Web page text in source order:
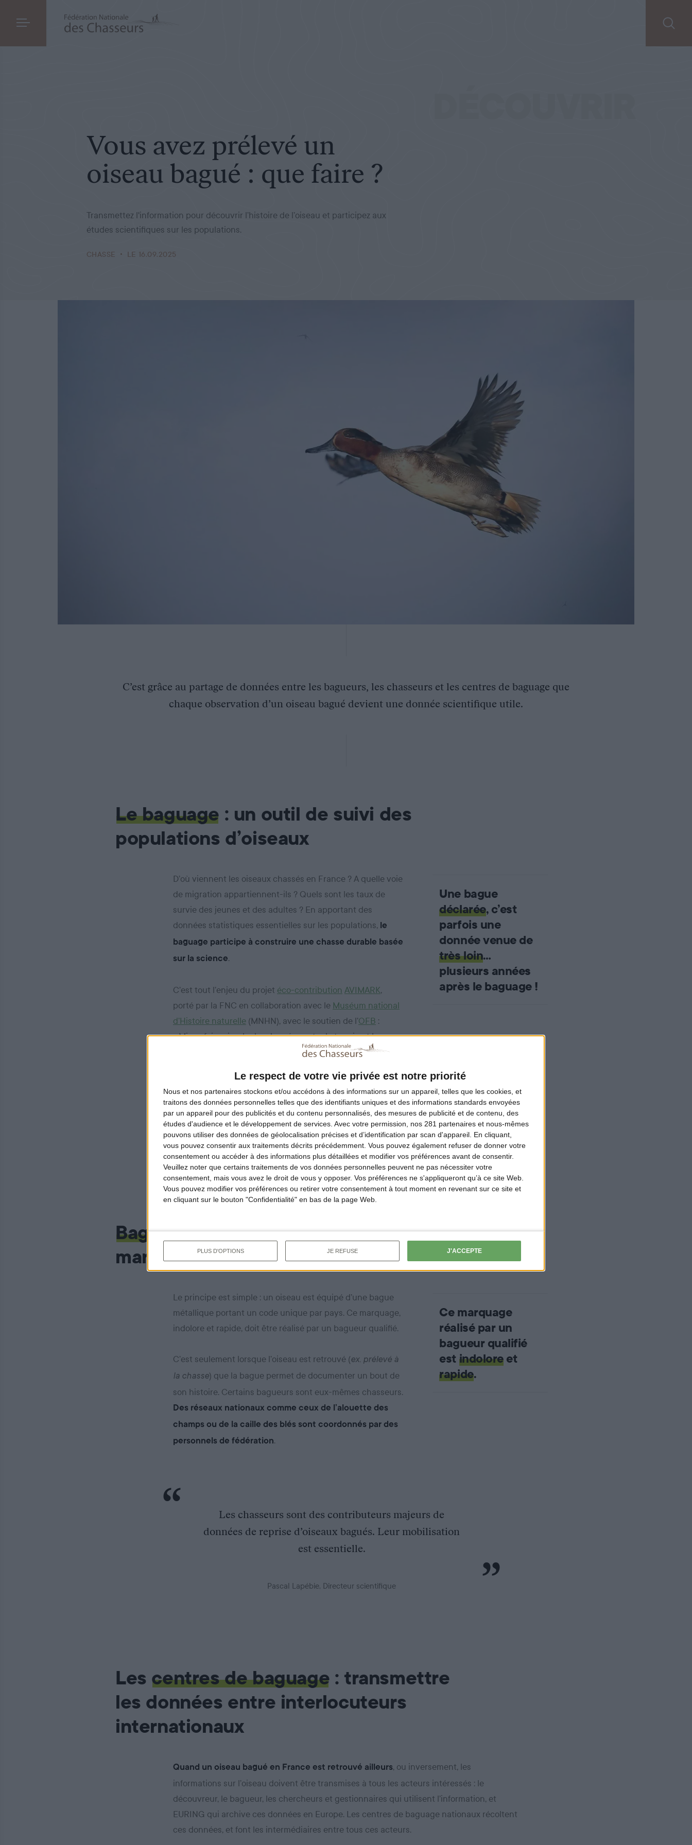
Le respect de votre vie privée est notre priorité
Nous et nos partenaires stockons et/ou accédons à des informations sur un appareil, telles que les cookies, et
traitons des données personnelles telles que des identifiants uniques et des informations standards envoyées
par un appareil pour des publicités et du contenu personnalisés, des mesures de publicité et de contenu, des
études d'audience et le développement de services. Avec votre permission, nos 281 partenaires et nous-mêmes
pouvons utiliser des données de géolocalisation précises et d’identification par scan d'appareil. En cliquant,
vous pouvez consentir aux traitements décrits précédemment. Vous pouvez également refuser de donner votre
consentement ou accéder à des informations plus détaillées et modifier vos préférences avant de consentir.
Veuillez noter que certains traitements de vos données personnelles peuvent ne pas nécessiter votre
consentement, mais vous avez le droit de vous y opposer. Vos préférences ne s'appliqueront qu’à ce site Web.
Vous pouvez modifier vos préférences ou retirer votre consentement à tout moment en revenant sur ce site et
en cliquant sur le bouton "Confidentialité" en bas de la page Web.
PLUS D'OPTIONS JE REFUSE J'ACCEPTE
Vous avez prélevé un
oiseau bagué : que faire ?
Transmettez l'information pour découvrir l’histoire de l’oiseau et participez aux
études scientifiques sur les populations.
CHASSE LE 16.09.2025
C’est grâce au partage de données entre les bagueurs, les chasseurs et les centres de baguage que
chaque observation d’un oiseau bagué devient une donnée scientifique utile.
Le baguage : un outil de suivi des
populations d’oiseaux
Une bague
déclarée, c’est
parfois une
donnée venue de
très loin…
plusieurs années
après le baguage !
D’où viennent les oiseaux chassés en France ? A quelle voie
de migration appartiennent-ils ? Quels sont les taux de
survie des jeunes et des adultes ? En apportant des
données statistiques essentielles sur les populations, le
baguage participe à construire une chasse durable basée
sur la science.
C’est tout l’enjeu du projet éco-contribution AVIMARK,
porté par la FNC en collaboration avec le Muséum national
d’Histoire naturelle (MNHN), avec le soutien de l’OFB :
• Mieux faire circuler les données entre le terrain et les
• Former les acteurs cynégétiques souhaitant s’impliquer dans le baguage
Déclarer la découverte d'une
bague
Baguer les oiseaux: comment ça
marche ?
Ce marquage
réalisé par un
bagueur qualifié
est indoloreet
rapide.
Le principe est simple : un oiseau est équipé d’une bague
métallique portant un code unique par pays. Ce marquage,
indolore et rapide, doit être réalisé par un bagueur qualifié.
C’est seulement lorsque l’oiseau est retrouvé (ex. prélevé à
la chasse) que la bague permet de documenter un bout de
son histoire. Certains bagueurs sont eux-mêmes chasseurs.
Des réseaux nationaux comme ceux de l’alouette des
champs ou de la caille des blés sont coordonnés par des
personnels de fédération.
Les chasseurs sont des contributeurs majeurs de
données de reprise d’oiseaux bagués. Leur mobilisation
est essentielle.
Pascal Lapébie, Directeur scientifique
Les centres de baguage : transmettre
les données entre interlocuteurs
internationaux
Quand un oiseau bagué en France est retrouvé ailleurs, ou inversement, les
informations sur l’oiseau doivent être transmises à tous les acteurs intéressés : le
découvreur, le bagueur, les chercheurs et gestionnaires qui utilisent l’information, et
EURING qui archive ces données en Europe. Les centres de baguage nationaux récoltent
ces données, et font les intermédiaires entre tous ces acteurs.